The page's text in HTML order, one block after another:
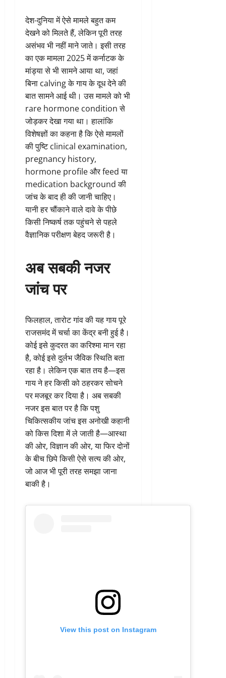
देश-दुनिया में ऐसे मामले बहुत कम
देखने को मिलते हैं, लेकिन पूरी तरह
असंभव भी नहीं माने जाते। इसी तरह
का एक मामला 2025 में कर्नाटक के
मांड्या से भी सामने आया था, जहां
बिना calving के गाय के दूध देने की
बात सामने आई थी। उस मामले को भी
rare hormone condition से
जोड़कर देखा गया था। हालांकि
विशेषज्ञों का कहना है कि ऐसे मामलों
की पुष्टि clinical examination,
pregnancy history,
hormone profile और feed या
medication background की
जांच के बाद ही की जानी चाहिए।
यानी हर चौंकाने वाले दावे के पीछे
किसी निष्कर्ष तक पहुंचने से पहले
वैज्ञानिक परीक्षण बेहद जरूरी है।
अब सबकी नजर
जांच पर
फिलहाल, तारोट गांव की यह गाय पूरे
राजसमंद में चर्चा का केंद्र बनी हुई है।
कोई इसे कुदरत का करिश्मा मान रहा
है, कोई इसे दुर्लभ जैविक स्थिति बता
रहा है। लेकिन एक बात तय है—इस
गाय ने हर किसी को ठहरकर सोचने
पर मजबूर कर दिया है। अब सबकी
नजर इस बात पर है कि पशु
चिकित्सकीय जांच इस अनोखी कहानी
को किस दिशा में ले जाती है—आस्था
की ओर, विज्ञान की ओर, या फिर दोनों
के बीच छिपे किसी ऐसे सत्य की ओर,
जो आज भी पूरी तरह समझा जाना
बाकी है।
View this post on Instagram